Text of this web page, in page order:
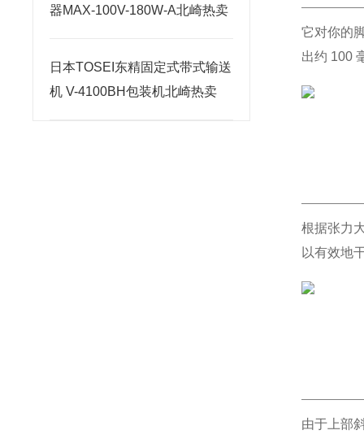
器MAX-100V-180W-A北崎热卖
日本TOSEI东精固定式带式输送
机 V-4100BH包装机北崎热卖
它对你的
出约 100
根据张力
以有效地
由于上部